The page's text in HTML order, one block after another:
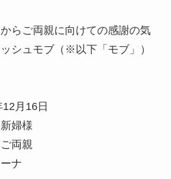
らご両親に向けての感謝の気
シュモブ（※以下「モブ」）
月16日
婦様
両親
ナ